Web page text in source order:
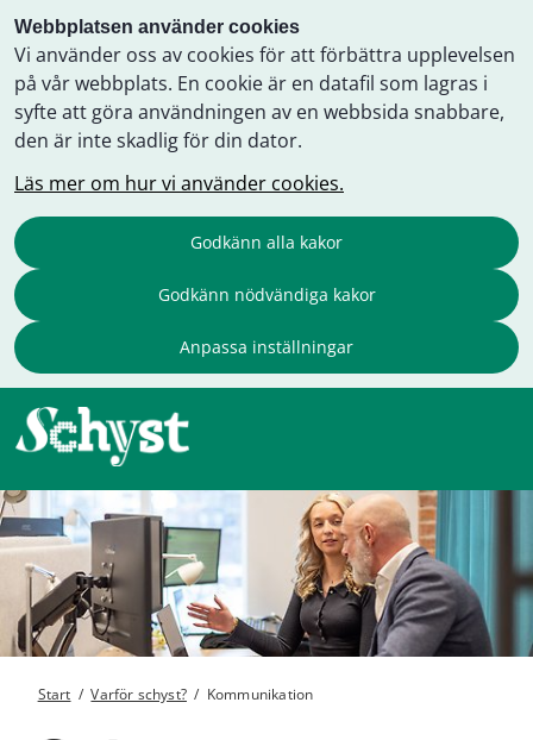
Webbplatsen använder cookies
Vi använder oss av cookies för att förbättra upplevelsen
på vår webbplats. En cookie är en datafil som lagras i
syfte att göra användningen av en webbsida snabbare,
den är inte skadlig för din dator.
Läs mer om hur vi använder cookies.
Godkänn alla kakor
Godkänn nödvändiga kakor
Anpassa inställningar
Start / Varför schyst? / Kommunikation